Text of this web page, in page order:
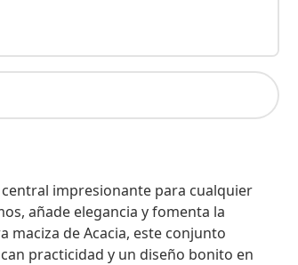
impresionante para cualquier
añade elegancia y fomenta la
maciza de Acacia, este conjunto
practicidad y un diseño bonito en